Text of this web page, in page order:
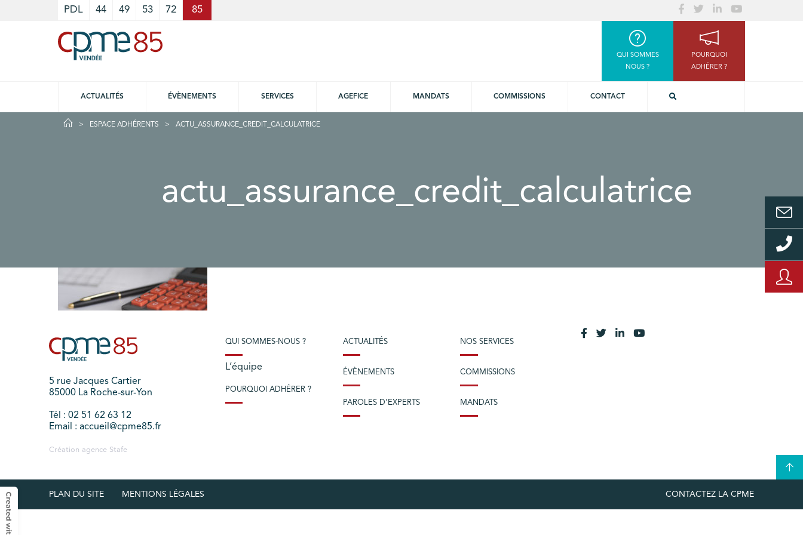
PDL 44 49 53 72 85
QUI SOMMES
NOUS ?
POURQUOI
ADHÉRER ?
ACTUALITÉS ÉVÈNEMENTS SERVICES AGEFICE MANDATS COMMISSIONS CONTACT
ESPACE ADHÉRENTS ACTU_ASSURANCE_CREDIT_CALCULATRICE
actu_assurance_credit_calculatrice
5 rue Jacques Cartier
85000 La Roche-sur-Yon
Tél : 02 51 62 63 12
Email : accueil@cpme85.fr
Création agence Stafe
QUI SOMMES-NOUS ?
L’équipe
POURQUOI ADHÉRER ?
ACTUALITÉS
ÉVÈNEMENTS
PAROLES D’EXPERTS
NOS SERVICES
COMMISSIONS
MANDATS
PLAN DU SITE MENTIONS LÉGALES CONTACTEZ LA CPME
Cookies management panel